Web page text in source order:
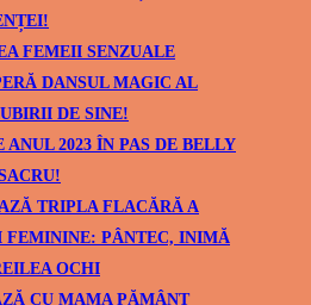
FEMEII SENZUALE
DANSUL MAGIC AL
DE SINE!
ANUL 2023 ÎN PAS DE BELLY
TRIPLA FLACĂRĂ A
FEMININE: PÂNTEC, INIMĂ
OCHI
CU MAMA PĂMÂNT